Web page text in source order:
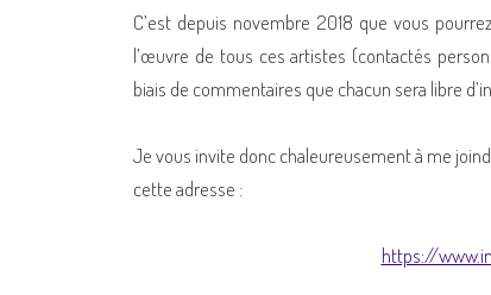
C’est depuis novembre 2018 que vous
l’œuvre de tous ces artistes (contactés
biais de commentaires que chacun sera libre
Je vous invite donc chaleureusement à me
cette adresse :
https://